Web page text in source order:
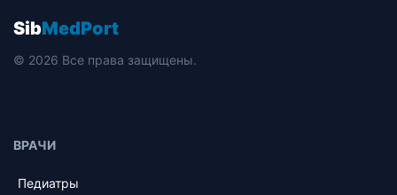
SibMedPort
© 2026 Все права защищены.
ВРАЧИ
Педиатры